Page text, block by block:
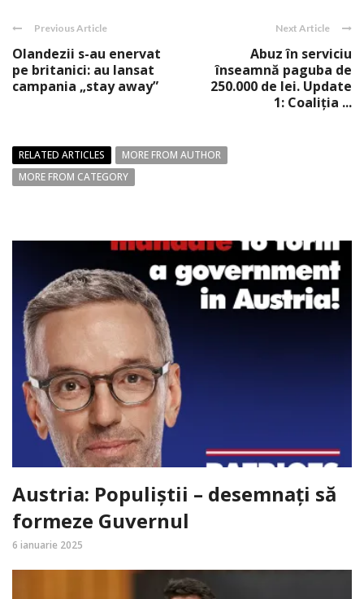
Previous Article
Olandezii s-au enervat
pe britanici: au lansat
campania „stay away”
Next Article
Abuz în serviciu
înseamnă paguba de
250.000 de lei. Update
1: Coaliția ...
RELATED ARTICLES
MORE FROM AUTHOR
MORE FROM CATEGORY
Austria: Populiștii – desemnați să
formeze Guvernul
6 ianuarie 2025